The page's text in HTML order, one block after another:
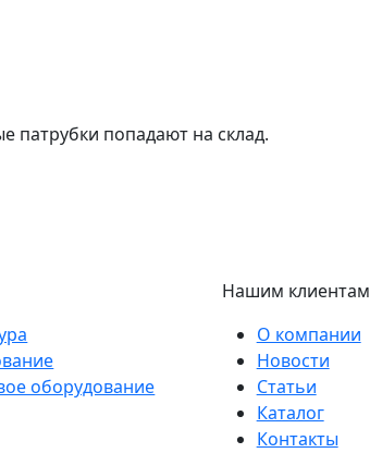
патрубки попадают на склад.
оборудование
Нашим клиентам
О компании
Новости
Статьи
Каталог
Контакты